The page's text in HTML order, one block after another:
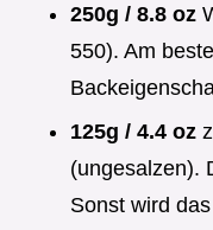
250g / 8.8 oz
550). Am
125g / 4.4 oz
(ungesalzen).
Sonst wird